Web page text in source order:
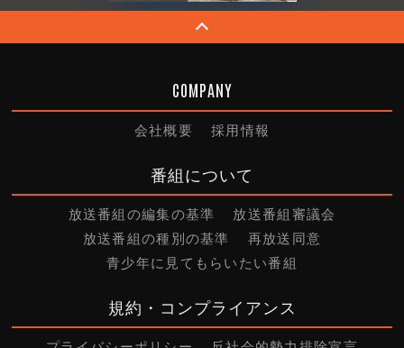
COMPANY
会社概要 採用情報
番組について
放送番組の編集の基準
放送番組審議会
放送番組の種別の基準
再放送同意
青少年に見てもらいたい番組
規約・コンプライアンス